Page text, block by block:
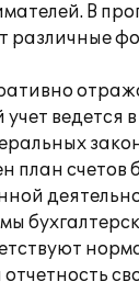
В
различные
учет
план
отчетность